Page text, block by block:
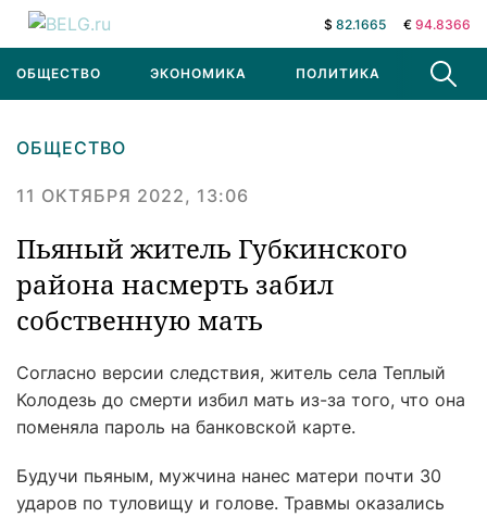
$ 82.1665 € 94.8366
ОБЩЕСТВО ЭКОНОМИКА ПОЛИТИКА В МИРЕ
ОБЩЕСТВО
11 ОКТЯБРЯ 2022, 13:06
Пьяный житель Губкинского
района насмерть забил
собственную мать
Согласно версии следствия, житель села Теплый
Колодезь до смерти избил мать из-за того, что она
поменяла пароль на банковской карте.
Будучи пьяным, мужчина нанес матери почти 30
ударов по туловищу и голове. Травмы оказались